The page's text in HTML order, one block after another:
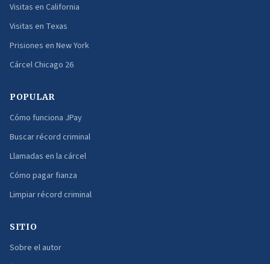
Visitas en California
Visitas en Texas
Prisiones en New York
Cárcel Chicago 26
POPULAR
Cómo funciona JPay
Buscar récord criminal
Llamadas en la cárcel
Cómo pagar fianza
Limpiar récord criminal
SITIO
Sobre el autor